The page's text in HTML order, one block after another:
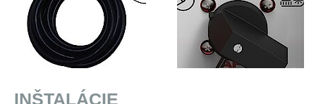
INŠTALÁCIE